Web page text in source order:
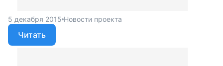
5 декабря 2015 Новости проекта
Читать